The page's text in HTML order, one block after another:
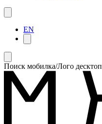
EN
Поиск мобилка/Лого десктоп